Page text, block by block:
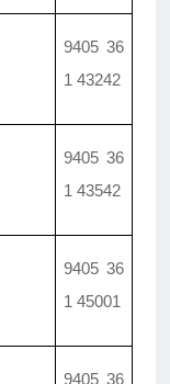
9405 36
1 43242
9405 36
1 43542
9405 36
1 45001
9405 36